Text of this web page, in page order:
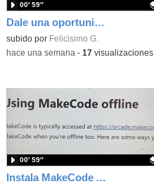
Dale una oportunidad a los Chromebooks y utiliza un proyector para realizar talleres si no tienes pantallas táctiles
Contenido educativo.
subido por Felicisimo G.
00′ 59″
-hace una semana - 17 visualizaciones
Instala MakeCode Arcade para trabajar offline en tu tablet, ordenador, Chromebook
00′ 59″